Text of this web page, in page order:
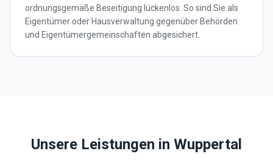
ordnungsgemäße Beseitigung lückenlos. So sind Sie als
Eigentümer oder Hausverwaltung gegenüber Behörden
und Eigentümergemeinschaften abgesichert.
Unsere Leistungen in Wuppertal